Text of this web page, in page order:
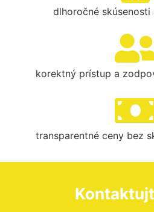
dlhoročné skúsenosti
korektný prístup a
transparentné ceny bez